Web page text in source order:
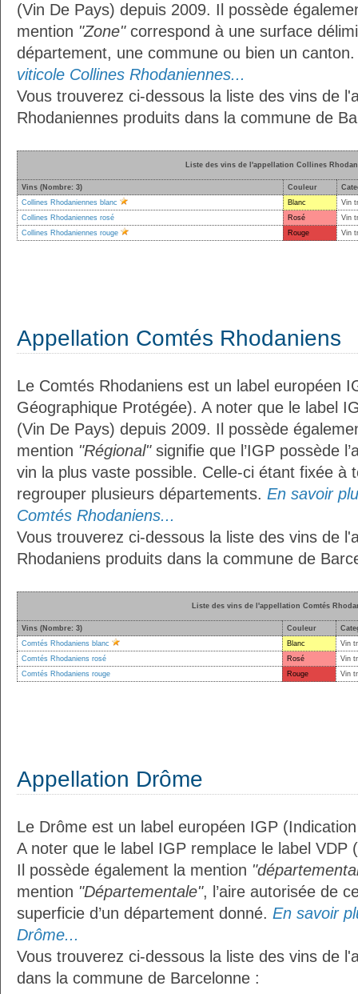
(Vin De Pays) depuis 2009. Il possède
mention "Zone"correspond à une surface
département, une commune ou bien un
viticole Collines Rhodaniennes...
Vous trouverez ci-dessous la liste des vins de
Rhodaniennes produits dans la commune de
Liste des vins de l'appellation Collines
Vins (Nombre: 3) Couleur
Collines Rhodaniennes blanc
Blanc
Vin
Collines Rhodaniennes rosé
Rosé
Vin
Collines Rhodaniennes rouge
Rouge Vin
Appellation Comtés Rhodaniens
Le Comtés Rhodaniens est un label européen
Géographique Protégée). A noter que le label
(Vin De Pays) depuis 2009. Il possède
mention "Régional"signifie que l’IGP possède
vin la plus vaste possible. Celle-ci étant fixée à
regrouper plusieurs départements. En savoir
Comtés Rhodaniens...
Vous trouverez ci-dessous la liste des vins de
Rhodaniens produits dans la commune de
Liste des vins de l'appellation Comtés
Vins (Nombre: 3) Couleur
Comtés Rhodaniens blanc
Blanc
Vin
Comtés Rhodaniens rosé
Rosé
Vin
Comtés Rhodaniens rouge
Rouge Vin
Appellation Drôme
Le Drôme est un label européen IGP
A noter que le label IGP remplace le label VDP
Il possède également la mention
mention "Départementale", l’aire autorisée de
superficie d’un département donné. En savoir
Drôme...
Vous trouverez ci-dessous la liste des vins de
dans la commune de Barcelonne :